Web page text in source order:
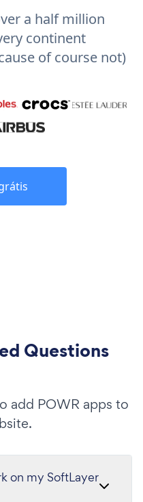
a half million
continent
of course not)
Questions
add POWR apps to
on my SoftLayer